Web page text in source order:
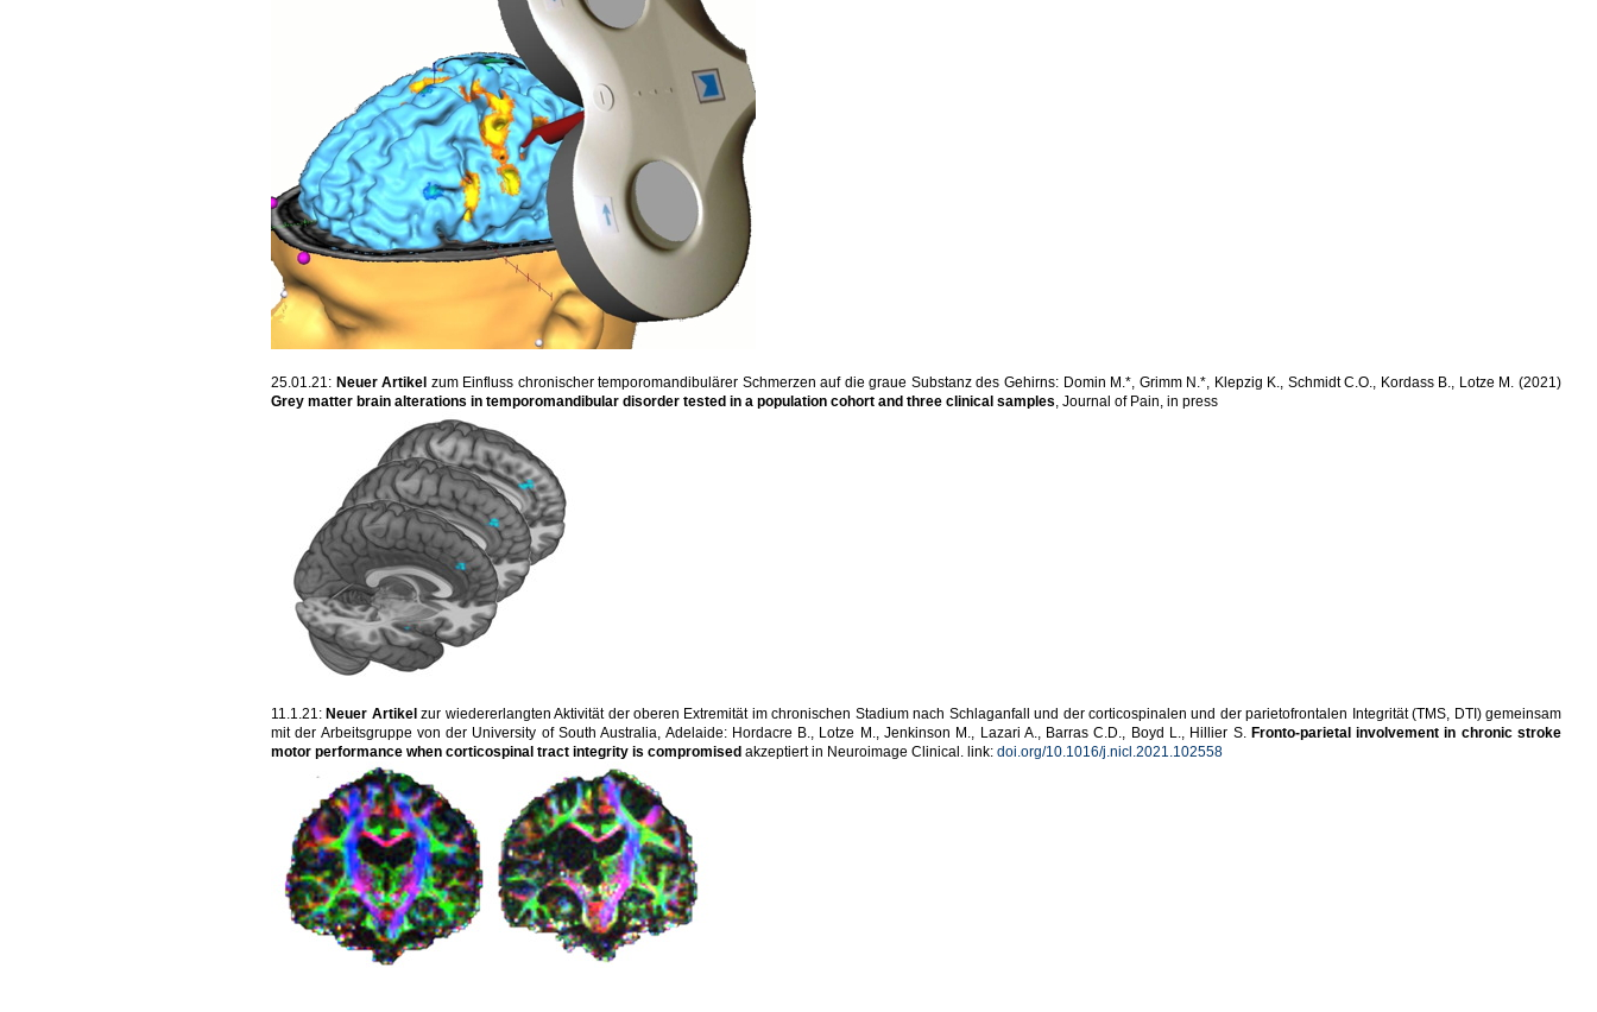
25.01.21: Neuer Artikel zum Einfluss chronischer temporomandibulärer Schmerzen auf die graue Substanz des Gehirns: Domin M.*, Grimm N.*, Klepzig K., Schmidt C.O., Kordass B., Lotze M. (2021)
Grey matter brain alterations in temporomandibular disorder tested in a population cohort and three clinical samples, Journal of Pain, in press
11.1.21: Neuer Artikelzur wiedererlangten Aktivität der oberen Extremität im chronischen Stadium nach Schlaganfall und der corticospinalen und der parietofrontalen Integrität (TMS, DTI) gemeinsam
mit der Arbeitsgruppe von der University of South Australia, Adelaide: Hordacre B., Lotze M., Jenkinson M., Lazari A., Barras C.D., Boyd L., Hillier S. Fronto-parietal involvement in chronic stroke
motor performance when corticospinal tract integrity is compromised akzeptiert in Neuroimage Clinical. link: doi.org/10.1016/j.nicl.2021.102558